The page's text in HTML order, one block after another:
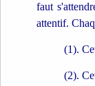
faut
attentif.
(1).
(2).